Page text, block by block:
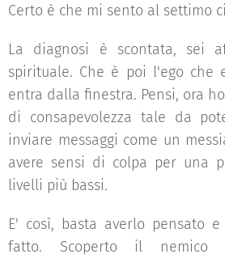
Certo è che mi sento al settimo
La diagnosi è scontata, sei
spirituale. Che è poi l'ego che
entra dalla finestra. Pensi, ora
di consapevolezza tale da
inviare messaggi come un
avere sensi di colpa per una
livelli più bassi.
E' così, basta averlo pensato
fatto. Scoperto il nemico